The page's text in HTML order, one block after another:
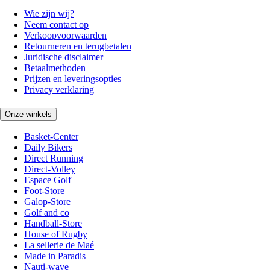
Wie zijn wij?
Neem contact op
Verkoopvoorwaarden
Retourneren en terugbetalen
Juridische disclaimer
Betaalmethoden
Prijzen en leveringsopties
Privacy verklaring
Onze winkels
Basket-Center
Daily Bikers
Direct Running
Direct-Volley
Espace Golf
Foot-Store
Galop-Store
Golf and co
Handball-Store
House of Rugby
La sellerie de Maé
Made in Paradis
Nauti-wave